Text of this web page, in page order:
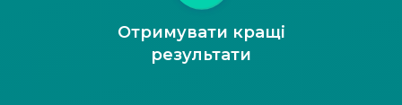
Отримувати кращі
результати